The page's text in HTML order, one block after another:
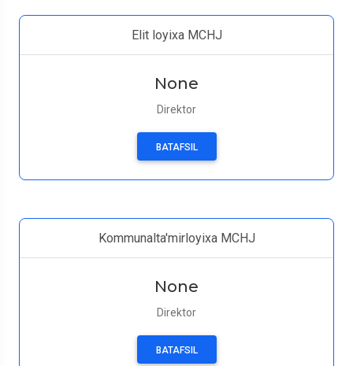
Elit loyixa MCHJ
None
Direktor
BATAFSIL
Kommunalta'mirloyixa MCHJ
None
Direktor
BATAFSIL